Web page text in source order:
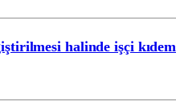
halinde işçi kıdem